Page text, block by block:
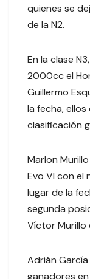
quienes se
de la N2.
En la clase
2000cc el
Guillermo
la fecha,
clasificación
Marlon
Evo VI con el
lugar de la
segunda
Víctor Murillo
Adrián
ganadores